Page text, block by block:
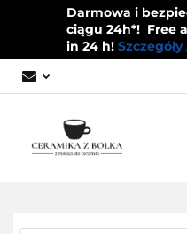
Darmowa i
ciągu 24h*! Free
in 24 h!